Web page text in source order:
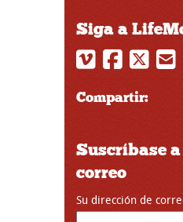
Siga a
Compartir:
Suscríbase a
correo
Su dirección de